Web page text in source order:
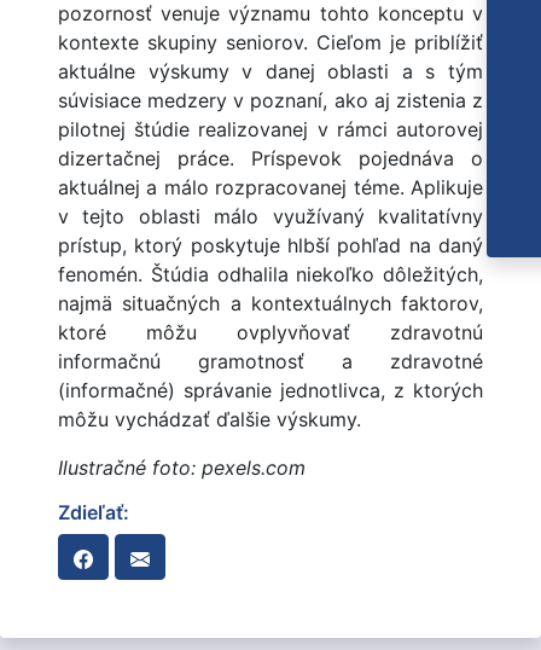
pozornosť venuje významu tohto konceptu v
kontexte skupiny seniorov. Cieľom je priblížiť
aktuálne výskumy v danej oblasti a s tým
súvisiace medzery v poznaní, ako aj zistenia z
pilotnej štúdie realizovanej v rámci autorovej
dizertačnej práce. Príspevok pojednáva o
aktuálnej a málo rozpracovanej téme. Aplikuje
v tejto oblasti málo využívaný kvalitatívny
prístup, ktorý poskytuje hlbší pohľad na daný
fenomén. Štúdia odhalila niekoľko dôležitých,
najmä situačných a kontextuálnych faktorov,
ktoré môžu ovplyvňovať zdravotnú
informačnú gramotnosť a zdravotné
(informačné) správanie jednotlivca, z ktorých
môžu vychádzať ďalšie výskumy.
Ilustračné foto: pexels.com
Zdieľať: